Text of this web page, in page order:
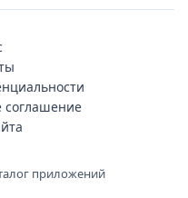
соглашение
приложений